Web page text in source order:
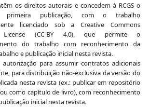
os direitos autorais e concedem à RCGS o
publicação, com o trabalho
licenciado sob a Creative Commons
License (CC-BY 4.0), que permite o
do trabalho com reconhecimento da
e publicação inicial nesta revista.
para assumir contratos adicionais
para distribuição não-exclusiva da versão do
nesta revista (ex.: publicar em repositório
como capítulo de livro), com reconhecimento
inicial nesta revista.